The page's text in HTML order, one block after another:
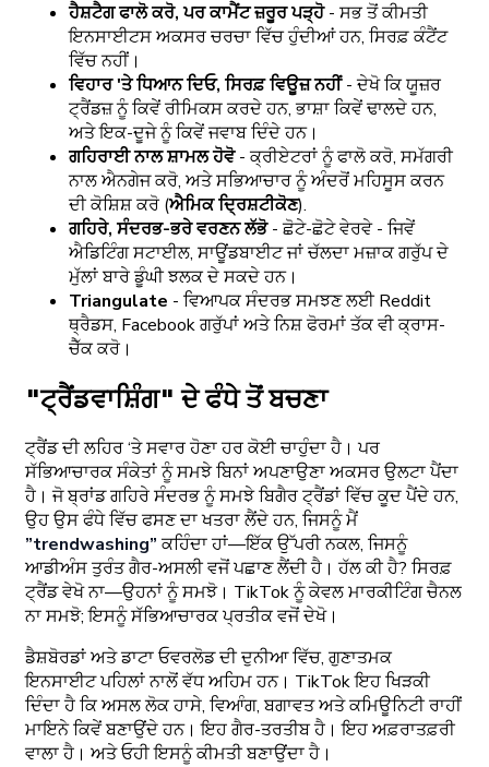
ਹੈਸ਼ਟੈਗ ਫਾਲੋ ਕਰੋ, ਪਰ ਕਾਮੈਂਟ ਜ਼ਰੂਰ ਪੜ੍ਹੋ- ਸਭ ਤੋਂ ਕੀਮਤੀ
ਇਨਸਾਈਟਸ ਅਕਸਰ ਚਰਚਾ ਵਿੱਚ ਹੁੰਦੀਆਂ ਹਨ, ਸਿਰਫ਼ ਕੰਟੈਂਟ
ਵਿੱਚ ਨਹੀਂ।
ਵਿਹਾਰ 'ਤੇ ਧਿਆਨ ਦਿਓ, ਸਿਰਫ਼ ਵਿਊਜ਼ ਨਹੀਂ- ਦੇਖੋ ਕਿ ਯੂਜ਼ਰ
ਟ੍ਰੈਂਡਜ਼ ਨੂੰ ਕਿਵੇਂ ਰੀਮਿਕਸ ਕਰਦੇ ਹਨ, ਭਾਸ਼ਾ ਕਿਵੇਂ ਢਾਲਦੇ ਹਨ,
ਅਤੇ ਇਕ-ਦੂਜੇ ਨੂੰ ਕਿਵੇਂ ਜਵਾਬ ਦਿੰਦੇ ਹਨ।
ਗਹਿਰਾਈ ਨਾਲ ਸ਼ਾਮਲ ਹੋਵੋ- ਕ੍ਰੀਏਟਰਾਂ ਨੂੰ ਫਾਲੋ ਕਰੋ, ਸਮੱਗਰੀ
ਨਾਲ ਐਨਗੇਜ ਕਰੋ, ਅਤੇ ਸਭਿਆਚਾਰ ਨੂੰ ਅੰਦਰੋਂ ਮਹਿਸੂਸ ਕਰਨ
ਦੀ ਕੋਸ਼ਿਸ਼ ਕਰੋ (ਐਮਿਕ ਦ੍ਰਿਸ਼ਟੀਕੋਣ).
ਗਹਿਰੇ, ਸੰਦਰਭ-ਭਰੇ ਵਰਣਨ ਲੱਭੋ- ਛੋਟੇ-ਛੋਟੇ ਵੇਰਵੇ - ਜਿਵੇਂ
ਐਡਿਟਿੰਗ ਸਟਾਈਲ, ਸਾਊਂਡਬਾਈਟ ਜਾਂ ਚੱਲਦਾ ਮਜ਼ਾਕ ਗਰੁੱਪ ਦੇ
ਮੁੱਲਾਂ ਬਾਰੇ ਡੂੰਘੀ ਝਲਕ ਦੇ ਸਕਦੇ ਹਨ।
Triangulate - ਵਿਆਪਕ ਸੰਦਰਭ ਸਮਝਣ ਲਈ Reddit
ਥ੍ਰੈਡਸ, Facebook ਗਰੁੱਪਾਂ ਅਤੇ ਨਿਸ਼ ਫੋਰਮਾਂ ਤੱਕ ਵੀ ਕ੍ਰਾਸ-
ਚੈੱਕ ਕਰੋ।
"ਟ੍ਰੈਂਡਵਾਸ਼ਿੰਗ" ਦੇ ਫੰਧੇ ਤੋਂ ਬਚਣਾ
ਟ੍ਰੈਂਡ ਦੀ ਲਹਿਰ ‘ਤੇ ਸਵਾਰ ਹੋਣਾ ਹਰ ਕੋਈ ਚਾਹੁੰਦਾ ਹੈ। ਪਰ
ਸੱਭਿਆਚਾਰਕ ਸੰਕੇਤਾਂ ਨੂੰ ਸਮਝੇ ਬਿਨਾਂ ਅਪਣਾਉਣਾ ਅਕਸਰ ਉਲਟਾ ਪੈਂਦਾ
ਹੈ। ਜੋ ਬ੍ਰਾਂਡ ਗਹਿਰੇ ਸੰਦਰਭ ਨੂੰ ਸਮਝੇ ਬਿਗੈਰ ਟ੍ਰੈਂਡਾਂ ਵਿੱਚ ਕੂਦ ਪੈਂਦੇ ਹਨ,
ਉਹ ਉਸ ਫੰਧੇ ਵਿੱਚ ਫਸਣ ਦਾ ਖਤਰਾ ਲੈਂਦੇ ਹਨ, ਜਿਸਨੂੰ ਮੈਂ
”trendwashing”ਕਹਿੰਦਾ ਹਾਂ—ਇੱਕ ਉੱਪਰੀ ਨਕਲ, ਜਿਸਨੂੰ
ਆਡੀਅੰਸ ਤੁਰੰਤ ਗੈਰ-ਅਸਲੀ ਵਜੋਂ ਪਛਾਣ ਲੈਂਦੀ ਹੈ। ਹੱਲ ਕੀ ਹੈ? ਸਿਰਫ਼
ਟ੍ਰੈਂਡ ਵੇਖੋ ਨਾ—ਉਹਨਾਂ ਨੂੰ ਸਮਝੋ। TikTok ਨੂੰ ਕੇਵਲ ਮਾਰਕੀਟਿੰਗ ਚੈਨਲ
ਨਾ ਸਮਝੋ; ਇਸਨੂੰ ਸੱਭਿਆਚਾਰਕ ਪ੍ਰਤੀਕ ਵਜੋਂ ਦੇਖੋ।
ਡੈਸ਼ਬੋਰਡਾਂ ਅਤੇ ਡਾਟਾ ਓਵਰਲੋਡ ਦੀ ਦੁਨੀਆ ਵਿੱਚ, ਗੁਣਾਤਮਕ
ਇਨਸਾਈਟ ਪਹਿਲਾਂ ਨਾਲੋਂ ਵੱਧ ਅਹਿਮ ਹਨ। TikTok ਇਹ ਖਿੜਕੀ
ਦਿੰਦਾ ਹੈ ਕਿ ਅਸਲ ਲੋਕ ਹਾਸੇ, ਵਿਆੰਗ, ਬਗਾਵਤ ਅਤੇ ਕਮਿਊਨਿਟੀ ਰਾਹੀਂ
ਮਾਇਨੇ ਕਿਵੇਂ ਬਣਾਉਂਦੇ ਹਨ। ਇਹ ਗੈਰ-ਤਰਤੀਬ ਹੈ। ਇਹ ਅਫ਼ਰਾਤਫ਼ਰੀ
ਵਾਲਾ ਹੈ। ਅਤੇ ਓਹੀ ਇਸਨੂੰ ਕੀਮਤੀ ਬਣਾਉਂਦਾ ਹੈ।